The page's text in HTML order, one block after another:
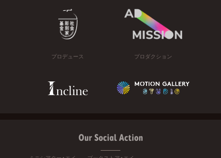
プロデュース プロダクション
Our Social Action